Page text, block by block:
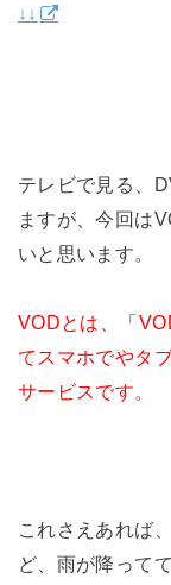
↓↓
テレビで見る、
ますが、今回は
いと思います。
VODとは、「
てスマホでやタ
サービスです。
これさえあれば
ど、雨が降って